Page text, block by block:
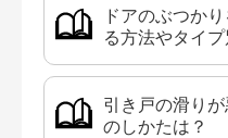
ドアのぶつか
る方法やタイ
引き戸の滑り
のしかたは？